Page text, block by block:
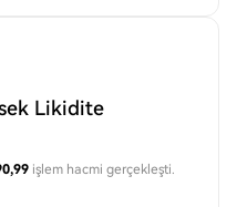
Likidite
işlem hacmi gerçekleşti.